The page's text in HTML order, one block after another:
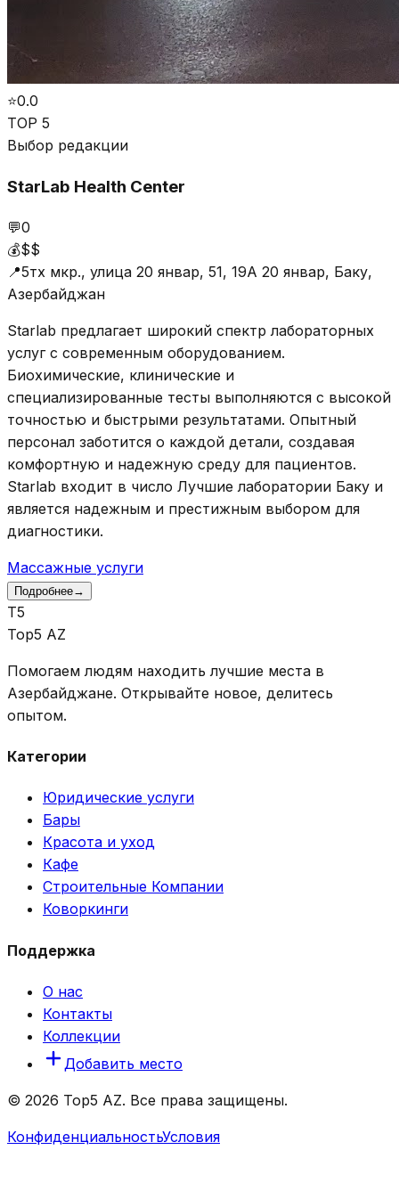
⭐0.0
TOP 5
Выбор редакции
StarLab Health Center
💬0
💰$$
📍5тх мкр., улица 20 январ, 51, 19А 20 январ, Баку,
Азербайджан
Starlab предлагает широкий спектр лабораторных
услуг с современным оборудованием.
Биохимические, клинические и
специализированные тесты выполняются с высокой
точностью и быстрыми результатами. Опытный
персонал заботится о каждой детали, создавая
комфортную и надежную среду для пациентов.
Starlab входит в число Лучшие лаборатории Баку и
является надежным и престижным выбором для
диагностики.
Массажные услуги
Подробнее→
T5
Top5 AZ
Помогаем людям находить лучшие места в
Азербайджане. Открывайте новое, делитесь
опытом.
Категории
Юридические услуги
Бары
Красота и уход
Кафе
Строительные Компании
Коворкинги
Поддержка
О нас
Контакты
Коллекции
Добавить место
© 2026 Top5 AZ. Все права защищены.
КонфиденциальностьУсловия